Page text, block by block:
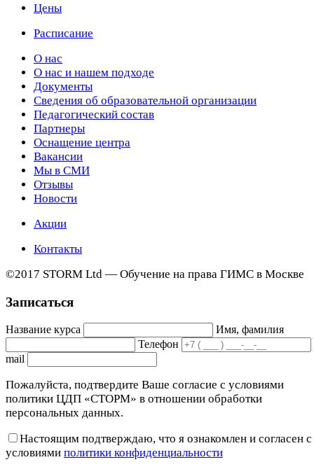
Цены
Расписание
О нас
О нас и нашем подходе
Документы
Сведения об образовательной организации
Педагогический состав
Партнеры
Оснащение центра
Вакансии
Мы в СМИ
Отзывы
Новости
Акции
Контакты
©2017 STORM Ltd — Обучение на права ГИМС в Москве
Записаться
Название курса
Имя, фамилия
Телефон
mail
Пожалуйста, подтвердите Ваше согласие с условиями
политики ЦДП «СТОРМ» в отношении обработки
персональных данных.
Настоящим подтверждаю, что я ознакомлен и согласен с
условиями политики конфиденциальности